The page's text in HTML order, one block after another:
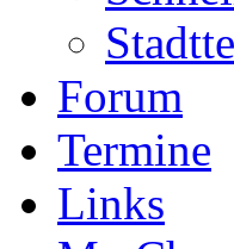
Forum
Termine
Links